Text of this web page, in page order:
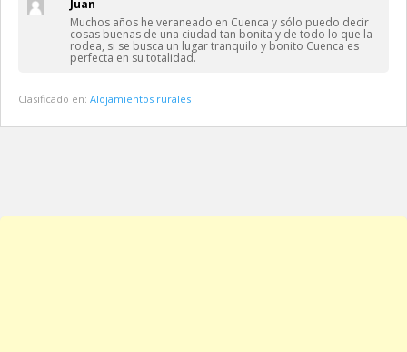
Juan
Muchos años he veraneado en Cuenca y sólo puedo decir
cosas buenas de una ciudad tan bonita y de todo lo que la
rodea, si se busca un lugar tranquilo y bonito Cuenca es
perfecta en su totalidad.
Clasificado en: Alojamientos rurales